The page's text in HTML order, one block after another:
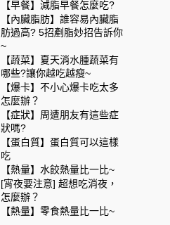
【早餐】減脂早餐怎麼吃?
【內臟脂肪】誰容易內臟脂
肪過高? 5招剷脂妙招告訴你
~
【蔬菜】夏天消水腫蔬菜有
哪些?讓你越吃越瘦~
【爆卡】不小心爆卡吃太多
怎麼辦？
【症狀】周遭朋友有這些症
狀嗎?
【蛋白質】蛋白質可以這樣
吃
【熱量】水餃熱量比一比~
[宵夜要注意] 超想吃消夜，
怎麼辦？
【熱量】零食熱量比一比~